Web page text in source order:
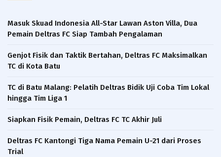
Masuk Skuad Indonesia All-Star Lawan Aston Villa, Dua
Pemain Deltras FC Siap Tambah Pengalaman​
Genjot Fisik dan Taktik Bertahan, Deltras FC Maksimalkan
TC di Kota Batu
TC di Batu Malang: Pelatih Deltras Bidik Uji Coba Tim Lokal
hingga Tim Liga 1
Siapkan Fisik Pemain, Deltras FC TC Akhir Juli
Deltras FC Kantongi Tiga Nama Pemain U-21 dari Proses
Trial ​